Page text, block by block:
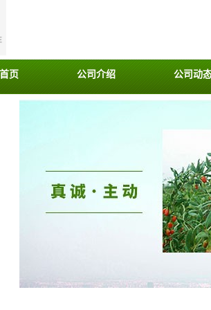
页 公司介绍 公司动